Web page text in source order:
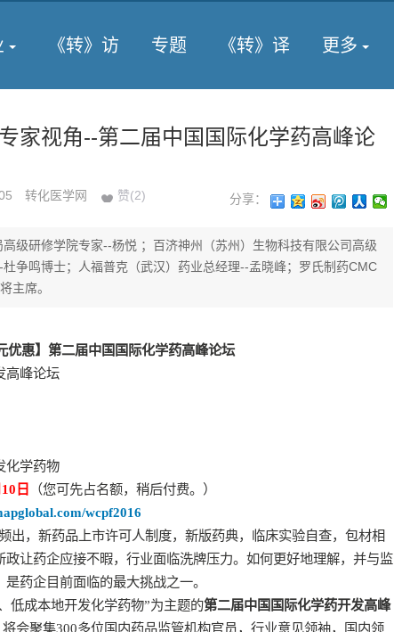
《转》访 专题 《转》译 更多
家视角--第二届中国国际化学药高峰论
转化医学网 赞(2) 分享：
级研修学院专家--杨悦 ；百济神州（苏州）生物科技有限公司高级
争鸣博士；人福普克（武汉）药业总经理--孟晓峰；罗氏制药CMC
主席。
优惠】第二届中国国际化学药高峰论坛
高峰论坛
化学药物
日
（您可先占名额，稍后付费。）
wcpf2016
出，新药品上市许可人制度，新版药典，临床实验自查，包材相
让药企应接不暇，行业面临洗牌压力。如何更好地理解，并与监
药企目前面临的最大挑战之一。
低成本地开发化学药物”为主题的第二届中国国际化学药开发高峰
会聚集300多位国内药品监管机构官员，行业意见领袖，国内领